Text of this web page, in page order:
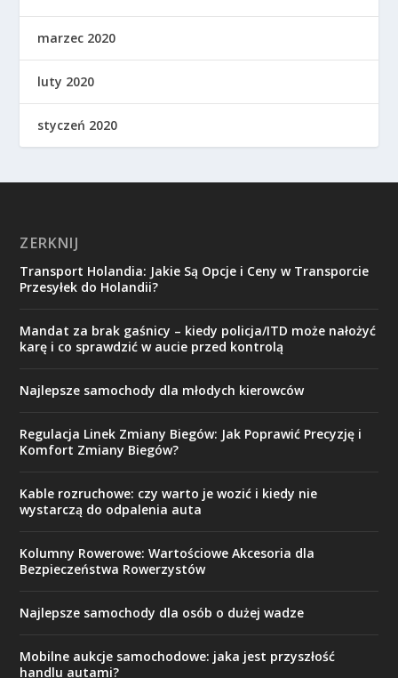
marzec 2020
luty 2020
styczeń 2020
ZERKNIJ
Transport Holandia: Jakie Są Opcje i Ceny w Transporcie
Przesyłek do Holandii?
Mandat za brak gaśnicy – kiedy policja/ITD może nałożyć
karę i co sprawdzić w aucie przed kontrolą
Najlepsze samochody dla młodych kierowców
Regulacja Linek Zmiany Biegów: Jak Poprawić Precyzję i
Komfort Zmiany Biegów?
Kable rozruchowe: czy warto je wozić i kiedy nie
wystarczą do odpalenia auta
Kolumny Rowerowe: Wartościowe Akcesoria dla
Bezpieczeństwa Rowerzystów
Najlepsze samochody dla osób o dużej wadze
Mobilne aukcje samochodowe: jaka jest przyszłość
handlu autami?